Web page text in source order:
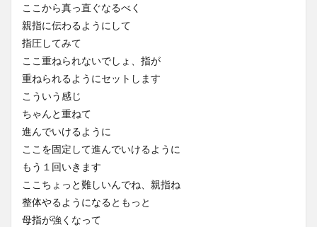
ここから真っ直ぐなるべく
親指に伝わるようにして
指圧してみて
ここ重ねられないでしょ、指が
重ねられるようにセットします
こういう感じ
ちゃんと重ねて
進んでいけるように
ここを固定して進んでいけるように
もう１回いきます
ここちょっと難しいんでね、親指ね
整体やるようになるともっと
母指が強くなって